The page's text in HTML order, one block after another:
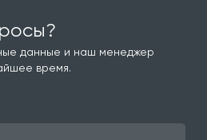
данные и наш менеджер
время.